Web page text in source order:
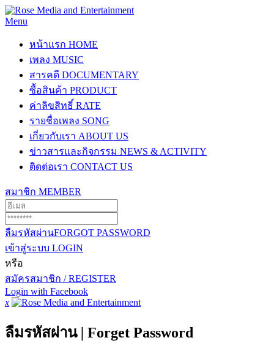
Menu
หน้าแรก HOME
เพลง MUSIC
สารคดี DOCUMENTARY
ซื้อสินค้า PRODUCT
ค่าลิขสิทธิ์ RATE
รายชื่อเพลง SONG
เกี่ยวกับเรา ABOUT US
ข่าวสารและกิจกรรม NEWS & ACTIVITY
ติดต่อเรา CONTACT US
สมาชิก MEMBER
ลืมรหัสผ่านFORGOT PASSWORD
เข้าสู่ระบบ LOGIN
หรือ
สมัครสมาชิก / REGISTER
Login with Facebook
x
ลืมรหัสผ่าน | Forget Password